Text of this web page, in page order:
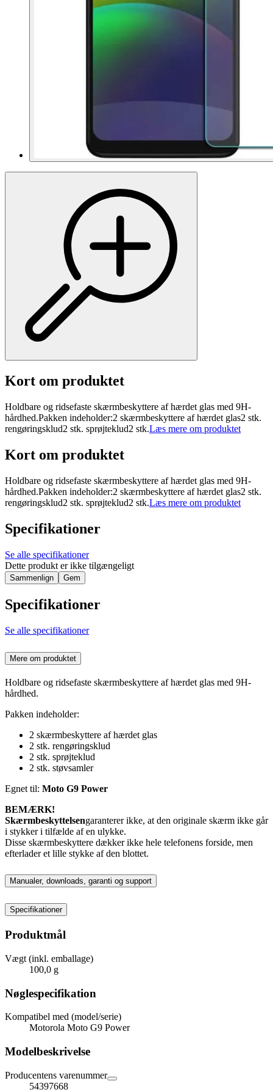
Kort om produktet
Holdbare og ridsefaste skærmbeskyttere af hærdet glas med 9H-
hårdhed.Pakken indeholder:2 skærmbeskyttere af hærdet glas2 stk.
rengøringsklud2 stk. sprøjteklud2 stk.Læs mere om produktet
Kort om produktet
Holdbare og ridsefaste skærmbeskyttere af hærdet glas med 9H-
hårdhed.Pakken indeholder:2 skærmbeskyttere af hærdet glas2 stk.
rengøringsklud2 stk. sprøjteklud2 stk.Læs mere om produktet
Specifikationer
Se alle specifikationer
Dette produkt er ikke tilgængeligt
Sammenlign Gem
Specifikationer
Se alle specifikationer
Mere om produktet
Holdbare og ridsefaste skærmbeskyttere af hærdet glas med 9H-
hårdhed.
Pakken indeholder:
2 skærmbeskyttere af hærdet glas
2 stk. rengøringsklud
2 stk. sprøjteklud
2 stk. støvsamler
Egnet til: Moto G9 Power
BEMÆRK!
Skærmbeskyttelsengaranterer ikke, at den originale skærm ikke går
i stykker i tilfælde af en ulykke.
Disse skærmbeskyttere dækker ikke hele telefonens forside, men
efterlader et lille stykke af den blottet.
Manualer, downloads, garanti og support
Specifikationer
Produktmål
Vægt (inkl. emballage)
100,0 g
Nøglespecifikation
Kompatibel med (model/serie)
Motorola Moto G9 Power
Modelbeskrivelse
Producentens varenummer
54397668